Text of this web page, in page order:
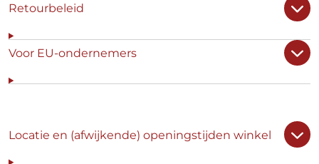
Retourbeleid
Voor EU-ondernemers
Locatie en (afwijkende) openingstijden winkel